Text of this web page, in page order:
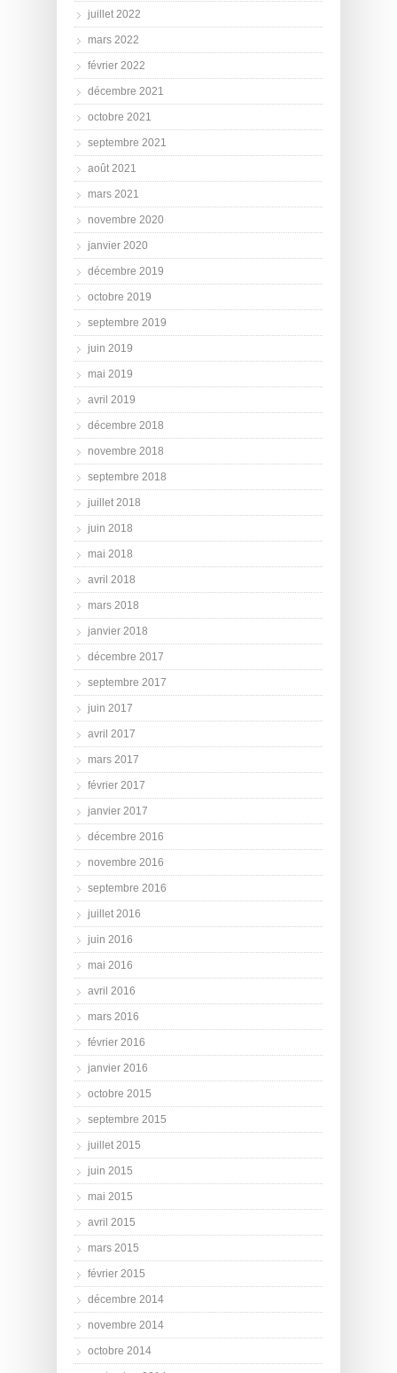
juillet 2022
mars 2022
février 2022
décembre 2021
octobre 2021
septembre 2021
août 2021
mars 2021
novembre 2020
janvier 2020
décembre 2019
octobre 2019
septembre 2019
juin 2019
mai 2019
avril 2019
décembre 2018
novembre 2018
septembre 2018
juillet 2018
juin 2018
mai 2018
avril 2018
mars 2018
janvier 2018
décembre 2017
septembre 2017
juin 2017
avril 2017
mars 2017
février 2017
janvier 2017
décembre 2016
novembre 2016
septembre 2016
juillet 2016
juin 2016
mai 2016
avril 2016
mars 2016
février 2016
janvier 2016
octobre 2015
septembre 2015
juillet 2015
juin 2015
mai 2015
avril 2015
mars 2015
février 2015
décembre 2014
novembre 2014
octobre 2014